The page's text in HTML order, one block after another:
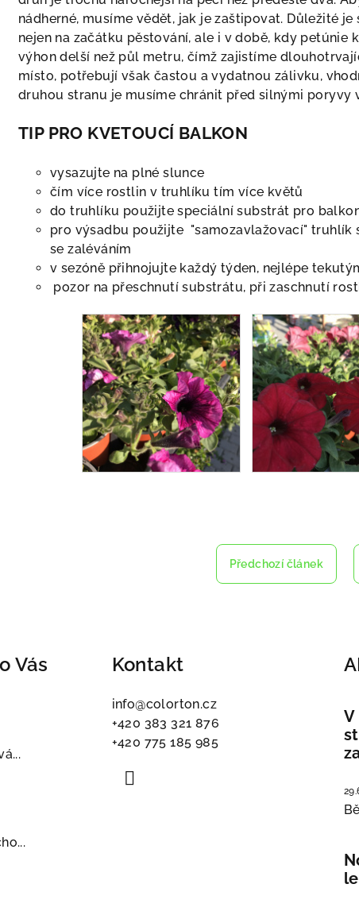
nádherné, musíme vědět, jak je zaštipovat. Důležité
nejen na začátku pěstování, ale i v době, kdy petúnie
výhon delší než půl metru, čímž zajistíme
místo, potřebují však častou a vydatnou zálivku,
druhou stranu je musíme chránit před silnými poryvy
TIP PRO KVETOUCÍ BALKON
vysazujte na plné slunce
čím více rostlin v truhlíku tím více květů
do truhlíku použijte speciální substrát pro
pro výsadbu použijte "samozavlažovací" truhlík
se zaléváním
v sezóně přihnojujte každý týden, nejlépe
pozor na přeschnutí substrátu, při zaschnutí
Předchozí článek
Vás Kontakt
info@colorton.cz
+420 383 321 876
+420 775 185 985